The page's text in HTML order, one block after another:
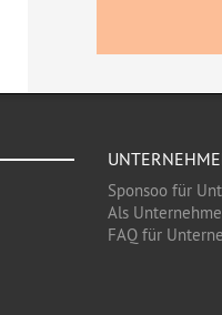
Sponsoo für
Als
FAQ für